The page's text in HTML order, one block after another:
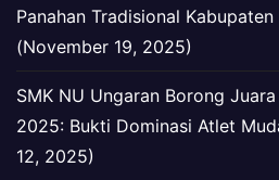
Panahan Tradisional
(November 19, 2025)
SMK NU Ungaran Borong
2025: Bukti Dominasi Atlet
12, 2025)